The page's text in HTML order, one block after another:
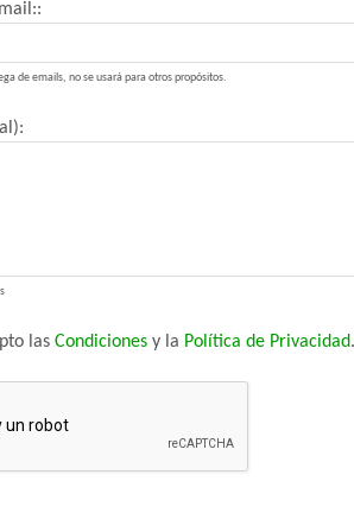
de emails, no se usará para otros propósitos.
las Condicionesy la Política de Privacidad.